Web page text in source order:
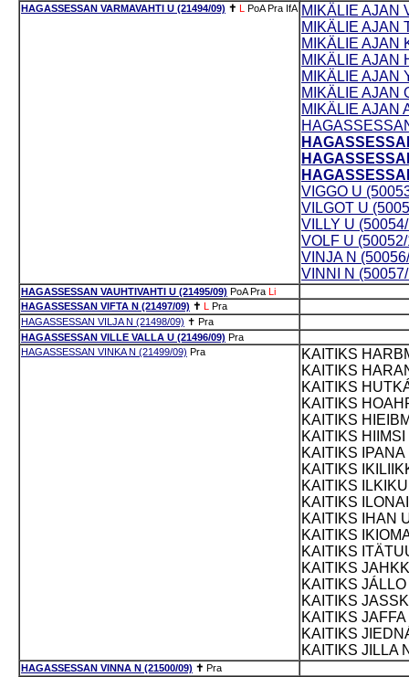
HAGASSESSAN VARMAVAHTI U (21494/09) ✝ PoA Pra IfA MIKÄLIE AJAN
MIKÄLIE AJAN
MIKÄLIE AJAN
MIKÄLIE AJAN
MIKÄLIE AJAN
MIKÄLIE AJAN
MIKÄLIE AJAN
VIGGO U
VILGOT U
VILLY U
VOLF U
VINJA N
VINNI N
HAGASSESSAN VAUHTIVAHTI U (21495/09) PoA Pra
Li
HAGASSESSAN VIFTA N (21497/09) ✝
Pra
HAGASSESSAN VILJA N (21498/09) ✝ Pra
HAGASSESSAN VILLE VALLA U (21496/09) Pra
HAGASSESSAN VINKA N (21499/09) Pra
KAITIKS
KAITIKS
KAITIKS
KAITIKS
KAITIKS
KAITIKS
KAITIKS
KAITIKS
KAITIKS
KAITIKS
KAITIKS IHAN
KAITIKS
KAITIKS
KAITIKS
KAITIKS
KAITIKS
KAITIKS
KAITIKS
KAITIKS JILLA
HAGASSESSAN VINNA N (21500/09) ✝ Pra